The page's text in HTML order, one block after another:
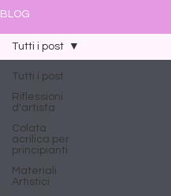
BLOG
Tutti i post
Riflessioni
d'artista
Colata
acrilica per
principianti
Materiali
Artistici
Tutti i post